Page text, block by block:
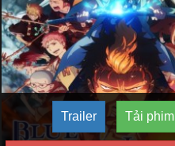
Trailer Tải phim